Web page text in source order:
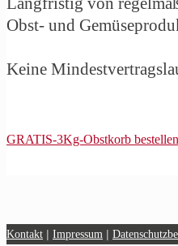
Obst- und
Keine
GRATIS-3Kg-Obstkorb bestellen
Kontakt | Impressum |